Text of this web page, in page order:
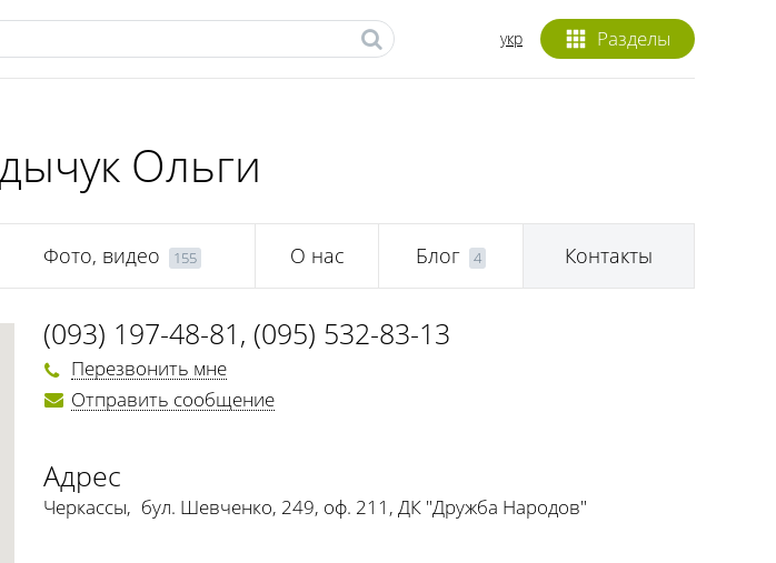
Разделы
укр
Ольги
Фото, видео 155 О нас Блог 4 Контакты
(093) 197-48-81, (095) 532-83-13
Перезвонить мне
Отправить сообщение
Адрес
Черкассы, бул. Шевченко, 249, оф. 211, ДК "Дружба Народов"